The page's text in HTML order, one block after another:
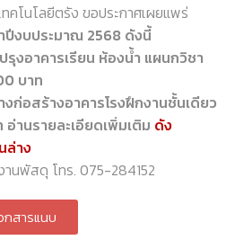
โลยีตรัง ขอประกาศเผยแพร่
ปีงบประมาณ 2568 ดังนี้
รุงอาคารเรียน ห้องน้ำ แผนกวิชา
บาท
างอาคารโรงฝึกงานชั้นเดียว
านรายละเอียดเพิ่มเติม ดัง
ล่าง
นพัสดุ โทร. 075-284152
สารแนบ